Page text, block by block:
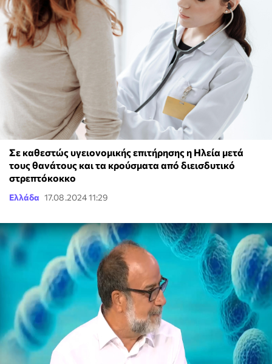
Σε καθεστώς υγειονομικής επιτήρησης η Ηλεία μετά
τους θανάτους και τα κρούσματα από διεισδυτικό
στρεπτόκοκκο
Ελλάδα 17.08.2024 11:29